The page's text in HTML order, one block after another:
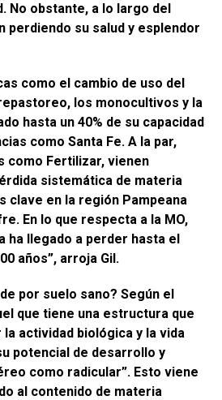
No obstante, a lo largo del
su salud y esplendor
como el cambio de uso del
los monocultivos y la
hasta un 40% de su capacidad
como Santa Fe. A la par,
como Fertilizar, vienen
sistemática de materia
clave en la región Pampeana
En lo que respecta a la MO,
ha llegado a perder hasta el
años”, arroja Gil.
por suelo sano? Según el
que tiene una estructura que
actividad biológica y la vida
potencial de desarrollo y
como radicular”. Esto viene
al contenido de materia